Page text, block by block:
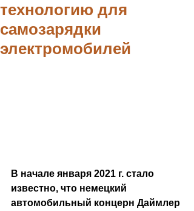
технологию для
самозарядки
электромобилей
В начале января 2021 г. стало
известно, что немецкий
автомобильный концерн Даймлер